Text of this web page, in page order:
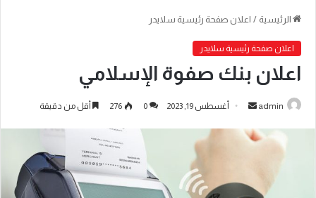
الرئيسية / اعلان صفحة رئيسية سلايدر
اعلان صفحة رئيسية سلايدر
اعلان بنك صفوة الإسلامي
admin أغسطس 19, 2023 0
276 أقل من دقيقة